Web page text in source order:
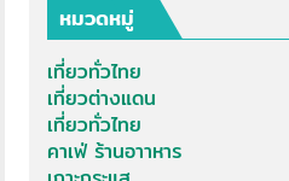
หมวดหมู่
เที่ยวทั่วไทย
เที่ยวต่างแดน
เที่ยวทั่วไทย
คาเฟ่ ร้านอาาหาร